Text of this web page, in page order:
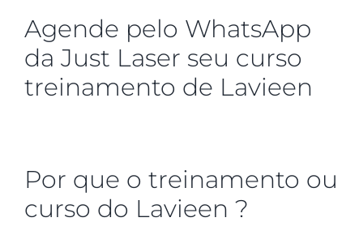
Agende pelo WhatsApp
da Just Laser seu curso
treinamento de Lavieen
Por que o treinamento ou
curso do Lavieen ?